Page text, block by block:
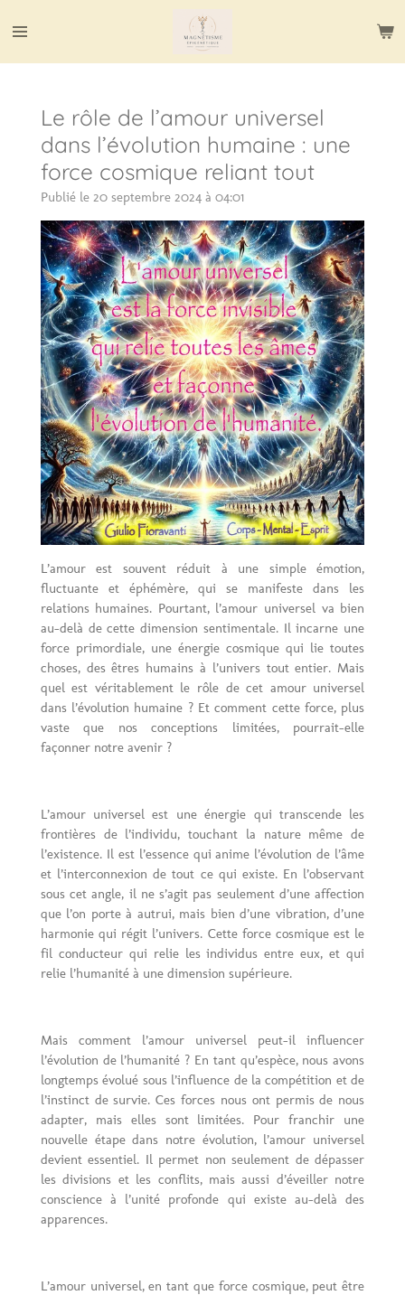
au
Le rôle de l’amour universel
dans l’évolution humaine : une
force cosmique reliant tout
Publié le 20 septembre 2024 à 04:01
L’amour est souvent réduit à une simple émotion,
fluctuante et éphémère, qui se manifeste dans les
relations humaines. Pourtant, l’amour universel va bien
au-delà de cette dimension sentimentale. Il incarne une
force primordiale, une énergie cosmique qui lie toutes
choses, des êtres humains à l’univers tout entier. Mais
quel est véritablement le rôle de cet amour universel
dans l’évolution humaine ? Et comment cette force, plus
vaste que nos conceptions limitées, pourrait-elle
façonner notre avenir ?
L’amour universel est une énergie qui transcende les
frontières de l’individu, touchant la nature même de
l’existence. Il est l’essence qui anime l’évolution de l’âme
et l’interconnexion de tout ce qui existe. En l’observant
sous cet angle, il ne s’agit pas seulement d’une affection
que l’on porte à autrui, mais bien d’une vibration, d’une
harmonie qui régit l’univers. Cette force cosmique est le
fil conducteur qui relie les individus entre eux, et qui
relie l’humanité à une dimension supérieure.
Mais comment l’amour universel peut-il influencer
l’évolution de l’humanité ? En tant qu’espèce, nous avons
longtemps évolué sous l’influence de la compétition et de
l’instinct de survie. Ces forces nous ont permis de nous
adapter, mais elles sont limitées. Pour franchir une
nouvelle étape dans notre évolution, l’amour universel
devient essentiel. Il permet non seulement de dépasser
les divisions et les conflits, mais aussi d’éveiller notre
conscience à l’unité profonde qui existe au-delà des
apparences.
L’amour universel, en tant que force cosmique, peut être